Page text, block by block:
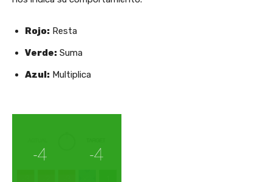
Rojo: Resta
Verde: Suma
Azul: Multiplica